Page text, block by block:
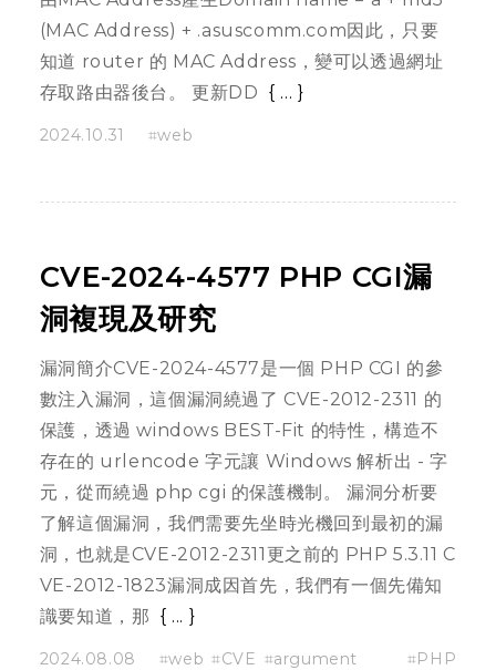
(MAC Address) + .asuscomm.com因此，只要
知道 router 的 MAC Address，變可以透過網址
存取路由器後台。 更新DD
...
2024.10.31 web
CVE-2024-4577 PHP CGI漏
洞複現及研究
漏洞簡介CVE-2024-4577是一個 PHP CGI 的參
數注入漏洞，這個漏洞繞過了 CVE-2012-2311 的
保護，透過 windows BEST-Fit 的特性，構造不
存在的 urlencode 字元讓 Windows 解析出 - 字
元，從而繞過 php cgi 的保護機制。 漏洞分析要
了解這個漏洞，我們需要先坐時光機回到最初的漏
洞，也就是CVE-2012-2311更之前的 PHP 5.3.11 C
VE-2012-1823漏洞成因首先，我們有一個先備知
識要知道，那
...
2024.08.08 web CVE
argument
PHP